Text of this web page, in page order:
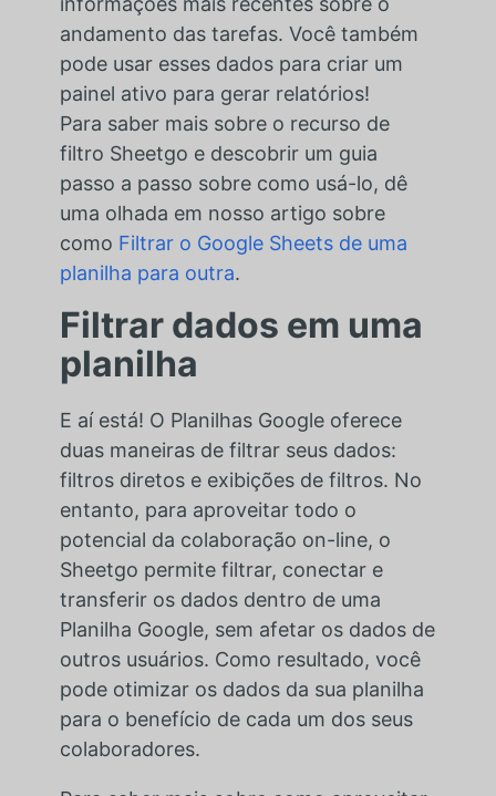
andamento das tarefas. Você também
pode usar esses dados para criar um
painel ativo para gerar relatórios!
Para saber mais sobre o recurso de
filtro Sheetgo e descobrir um guia
passo a passo sobre como usá-lo, dê
uma olhada em nosso artigo sobre
como Filtrar o Google Sheets de uma
planilha para outra.
Filtrar dados em uma
planilha
E aí está! O Planilhas Google oferece
duas maneiras de filtrar seus dados:
filtros diretos e exibições de filtros. No
entanto, para aproveitar todo o
potencial da colaboração on-line, o
Sheetgo permite filtrar, conectar e
transferir os dados dentro de uma
Planilha Google, sem afetar os dados de
outros usuários. Como resultado, você
pode otimizar os dados da sua planilha
para o benefício de cada um dos seus
colaboradores.